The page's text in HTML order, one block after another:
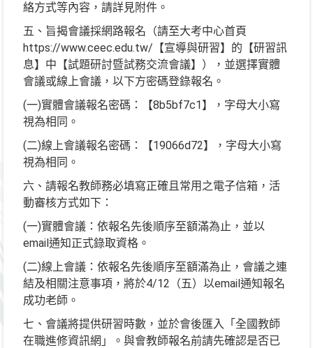
絡方式等內容，請詳見附件。
五、旨揭會議採網路報名（請至大考中心首頁
https://www.ceec.edu.tw/【宣導與研習】的【研習訊
息】中【試題研討暨試務交流會議】），並選擇實體
會議或線上會議，以下方密碼登錄報名。
(一)實體會議報名密碼：【8b5bf7c1】，字母大小寫
視為相同。
(二)線上會議報名密碼：【19066d72】，字母大小寫
視為相同。
六、請報名教師務必填寫正確且常用之電子信箱，活
動審核方式如下：
(一)實體會議：依報名先後順序至額滿為止，並以
email通知正式錄取資格。
(二)線上會議：依報名先後順序至額滿為止，會議之連
結及相關注意事項，將於4/12（五）以email通知報名
成功老師。
七、會議將提供研習時數，並於會後匯入「全國教師
在職進修資訊網」。與會教師報名前請先確認是否已